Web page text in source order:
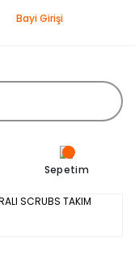
Bayi Girişi
Sepetim